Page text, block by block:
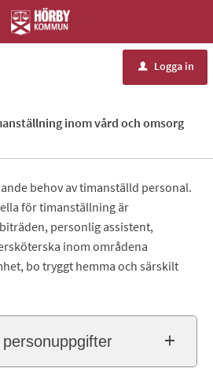
u Logga in
inom vård och omsorg
behov av timanställd personal.
för timanställning är
personlig assistent,
inom områdena
bo tryggt hemma och särskilt